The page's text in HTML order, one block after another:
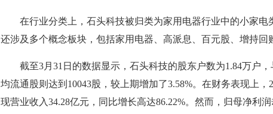
在行业分类上，石头科技被归类为家用电器行业中的小家电
还涉及多个概念板块，包括家用电器、高派息、百元股、增持回
截至3月31日的数据显示，石头科技的股东户数为1.84万户，
均流通股则达到10043股，较上期增加了3.58%。在财务表现上，
现营业收入34.28亿元，同比增长高达86.22%。然而，归母净利